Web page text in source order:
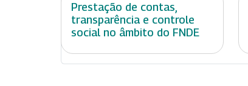
Prestação de contas,
transparência e controle
social no âmbito do FNDE